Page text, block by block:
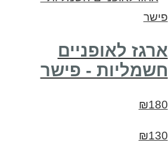
ארגז לאופניים
חשמליות - פישר
₪180
₪130